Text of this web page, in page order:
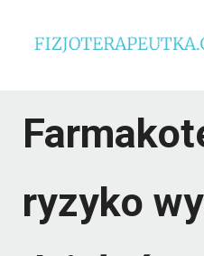
ryzyko